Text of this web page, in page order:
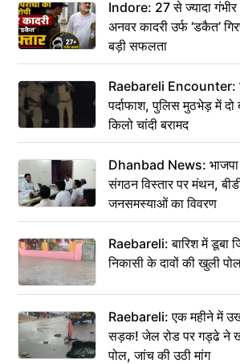
Indore: 27 से ज्यादा गंभीर
अनवर कादरी उर्फ ‘डकैत’
बड़ी सफलता
Raebareli Encounter:
पर्दाफाश, पुलिस मुठभेड़ में
किलो चांदी बरामद
Dhanbad News: भाजपा
संगठन विस्तार पर मंथन,
जनसमस्याओं का विवरण
Raebareli: बारिश में डूबा
निकासी के दावों की खुली
Raebareli: एक महीने में
सड़क! जेल रोड पर गड्ढे ने
पोल, जांच की उठी मांग